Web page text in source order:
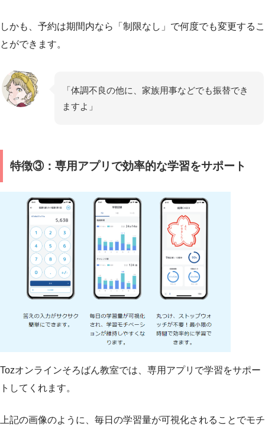
しかも、予約は期間内なら「制限なし」で何度でも変更するこ
とができます。
「体調不良の他に、家族用事などでも振替でき
ますよ」
特徴③：専用アプリで効率的な学習をサポート
Tozオンラインそろばん教室では、専用アプリで学習をサポー
トしてくれます。
上記の画像のように、毎日の学習量が可視化されることでモチ